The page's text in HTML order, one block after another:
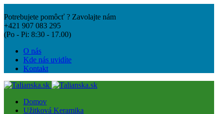
Potrebujete pomôcť ? Zavolajte nám
+421 907 083 295
(Po - Pi: 8:30 - 17.00)
O nás
Kde nás uvidíte
Kontakt
Domov
Užitková Keramika